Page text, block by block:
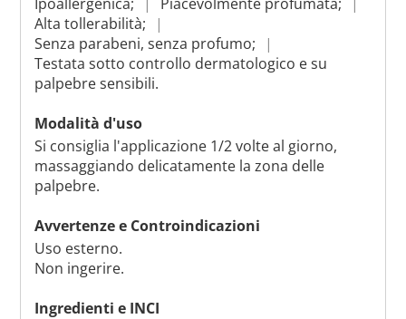
Alta tollerabilità;
Senza parabeni, senza profumo;
Testata sotto controllo dermatologico e su
palpebre sensibili.
Modalità d'uso
Si consiglia l'applicazione 1/2 volte al giorno,
massaggiando delicatamente la zona delle
palpebre.
Avvertenze e Controindicazioni
Uso esterno.
Non ingerire.
Ingredienti e INCI